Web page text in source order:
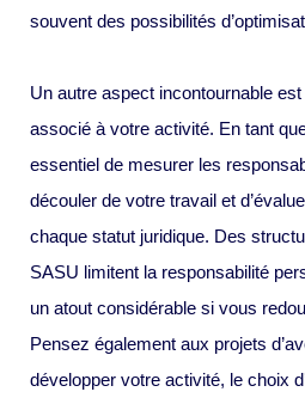
souvent des possibilités
Un autre aspect incontournable
associé à votre activité. En tant
essentiel de mesurer les
découler de votre travail et
chaque statut juridique. Des
SASU limitent la responsabilité
un atout considérable si vous
Pensez également aux projets
développer votre activité, le choix